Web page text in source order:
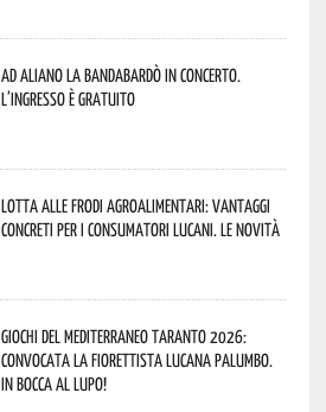
Ad Aliano la Bandabardò in concerto.
L’ingresso è gratuito
Lotta alle frodi agroalimentari: vantaggi
concreti per i consumatori lucani. Le novità
Giochi del Mediterraneo Taranto 2026:
convocata la fiorettista lucana Palumbo.
In bocca al lupo!